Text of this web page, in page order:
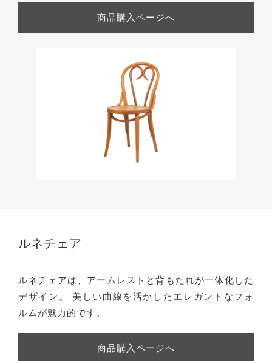
商品購入ページへ
ルネチェア
ルネチェアは、アームレストと背もたれが一体化した
デザイン。 美しい曲線を活かしたエレガントなフォ
ルムが魅力的です。
商品購入ページへ